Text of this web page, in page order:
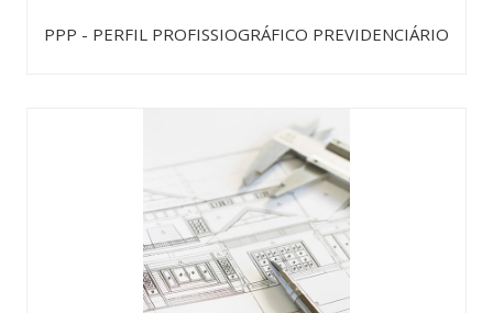
PPP - PERFIL PROFISSIOGRÁFICO PREVIDENCIÁRIO